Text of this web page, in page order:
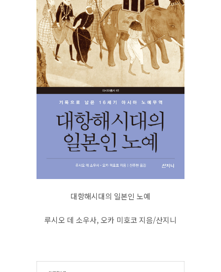
대항해시대의 일본인 노예
루시오 데 소우사, 오카 미호코 지음/산지니